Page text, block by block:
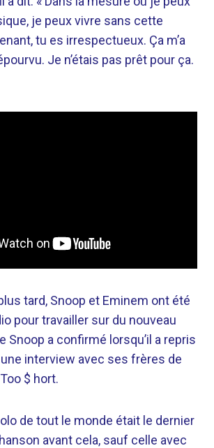
je peux vivre sans cette
tu es irrespectueux. Ça m’a
Je n’étais pas prêt pour ça.
tard, Snoop et Eminem ont été
pour travailler sur du nouveau
Snoop a confirmé lorsqu’il a repris
interview avec ses frères de
$ hort.
de tout le monde était le dernier
avant cela, sauf celle avec